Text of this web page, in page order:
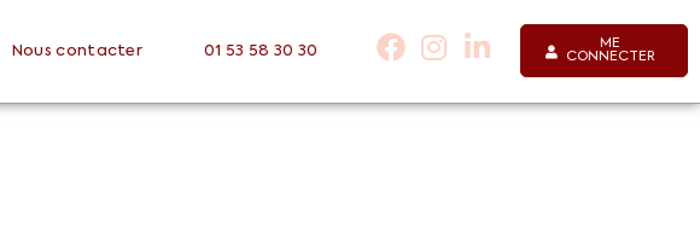
Nous contacter 01 53 58 30 30
ME
CONNECTER